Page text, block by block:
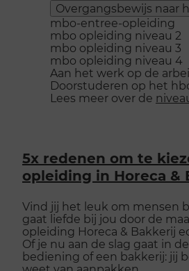
Overgangsbewijs naar
mbo-entree-opleiding
mbo opleiding niveau 2
mbo opleiding niveau 3
mbo opleiding niveau 4
Aan het werk op de
Doorstuderen op het
Lees meer over de
5x redenen om te
opleiding in Horeca &
Vind jij het leuk om mensen
gaat liefde bij jou door de
opleiding Horeca & Bakkerij
Of je nu aan de slag gaat in
bediening of een bakkerij: jij